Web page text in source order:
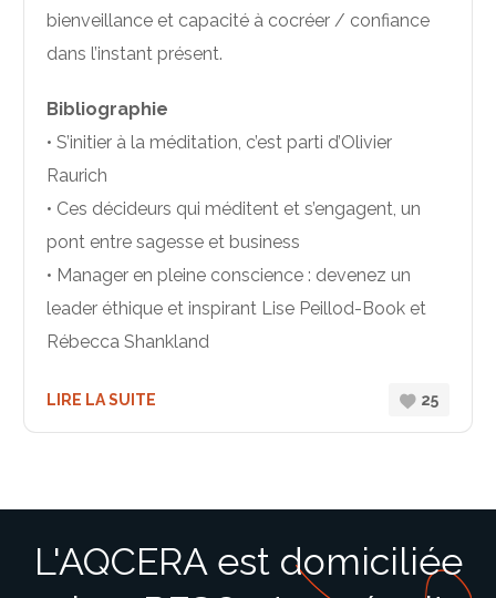
bienveillance et capacité à cocréer / confiance
dans l’instant présent.
Bibliographie
• S’initier à la méditation, c’est parti d’Olivier
Raurich
• Ces décideurs qui méditent et s’engagent, un
pont entre sagesse et business
• Manager en pleine conscience : devenez un
leader éthique et inspirant Lise Peillod-Book et
Rébecca Shankland
LIRE LA SUITE 25
L'AQCERA est domiciliée